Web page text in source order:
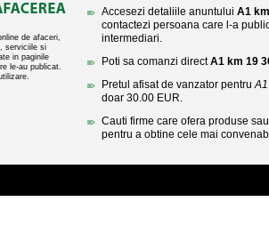
de afaceri,
serviciile si
in paginile
le-au publicat.
Accesezi detaliile anuntului A1
contactezi persoana care l-a
intermediari.
Poti sa comanzi directA1 km 19
Pretul afisat de vanzator pentru
doar 30.00 EUR.
Cauti firme care ofera produse
pentru a obtine cele mai